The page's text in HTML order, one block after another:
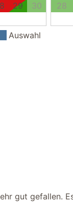
29
30
28
Auswahl
gut gefallen.